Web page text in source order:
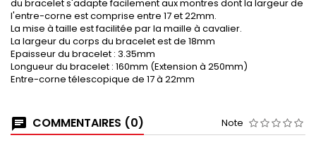
du bracelet s'adapte facilement aux montres dont la largeur de
l'entre-corne est comprise entre 17 et 22mm.
La mise à taille est facilitée par la maille à cavalier.
La largeur du corps du bracelet est de 18mm
Epaisseur du bracelet : 3.35mm
Longueur du bracelet : 160mm (Extension à 250mm)
Entre-corne télescopique de 17 à 22mm
COMMENTAIRES (0) Note